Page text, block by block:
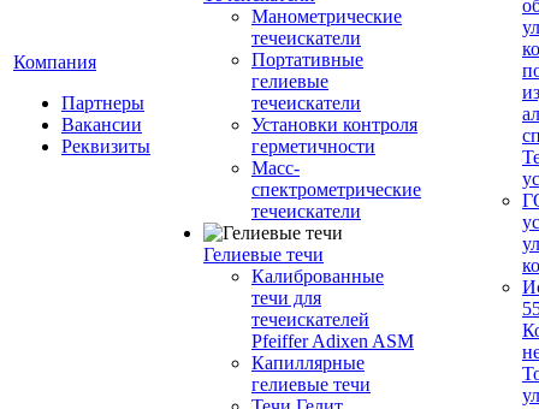
Компания
Партнеры
Вакансии
Реквизиты
Манометрические
течеискатели
Портативные
гелиевые
течеискатели
Установки контроля
герметичности
Масс-
спектрометрические
течеискатели
Гелиевые течи
Калиброванные
течи для
течеискателей
Pfeiffer Adixen ASM
Капиллярные
гелиевые течи